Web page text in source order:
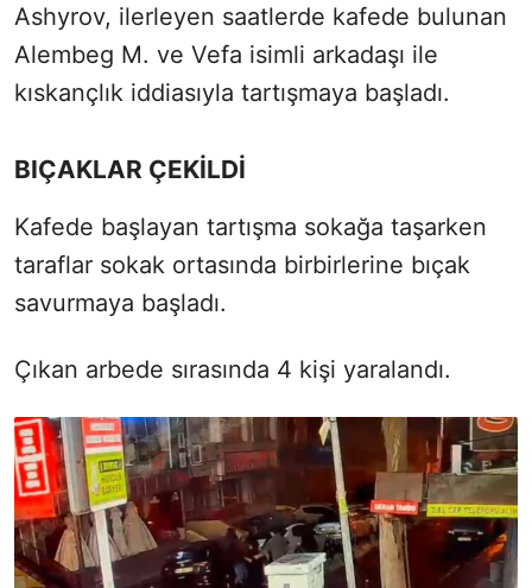
Ashyrov, ilerleyen saatlerde kafede bulunan
Alembeg M. ve Vefa isimli arkadaşı ile
kıskançlık iddiasıyla tartışmaya başladı.
BIÇAKLAR ÇEKİLDİ
Kafede başlayan tartışma sokağa taşarken
taraflar sokak ortasında birbirlerine bıçak
savurmaya başladı.
Çıkan arbede sırasında 4 kişi yaralandı.